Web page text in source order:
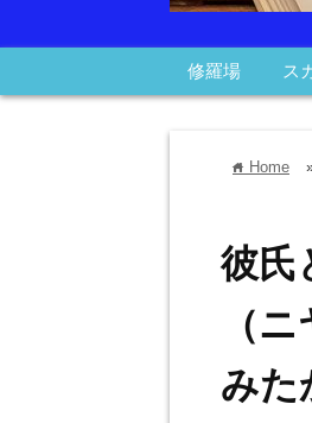
修羅場 ス
home Home
彼氏
（
みた